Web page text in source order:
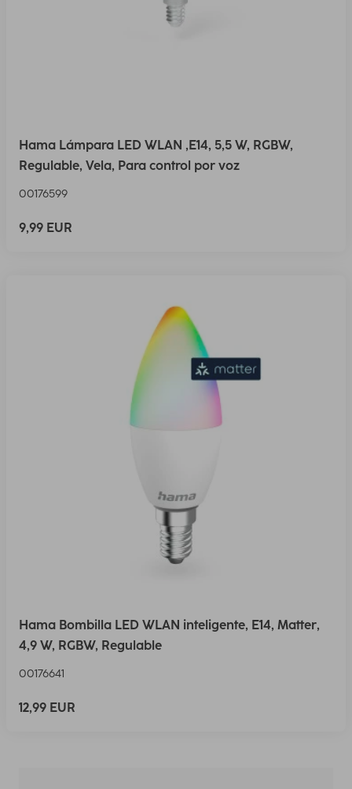
Hama Lámpara LED WLAN ,E14, 5,5 W, RGBW,
Regulable, Vela, Para control por voz
00176599
9,99 EUR
Hama Bombilla LED WLAN inteligente, E14, Matter,
4,9 W, RGBW, Regulable
00176641
12,99 EUR